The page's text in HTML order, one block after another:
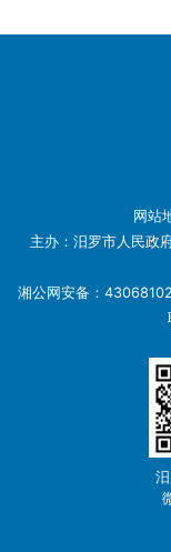
网站
主办：汨罗市人民
湘公网安备：